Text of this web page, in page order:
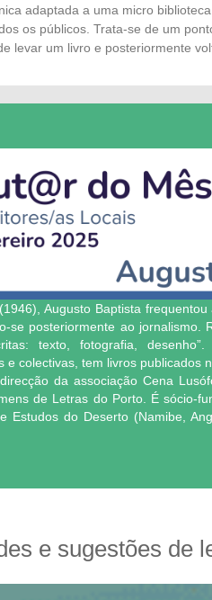
adaptada a uma micro
os públicos. Trata-se de um
levar um livro e posteriormente
Augusto Baptista
se posteriormente ao jornalismo.
texto, fotografia, desenho”.
e colectivas, tem livros publicados
da associação Cena
de Letras do Porto. É sócio-
Estudos do Deserto (Namibe,
e sugestões de